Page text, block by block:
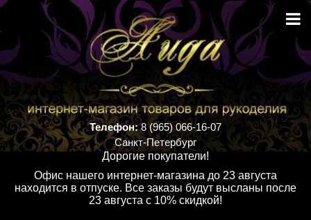
Телефон:8 (965) 066-16-07
Санкт-Петербург
Дорогие покупатели!
Офис нашего интернет-магазина до 23 августа
находится в отпуске. Все заказы будут высланы после
23 августа с 10% скидкой!